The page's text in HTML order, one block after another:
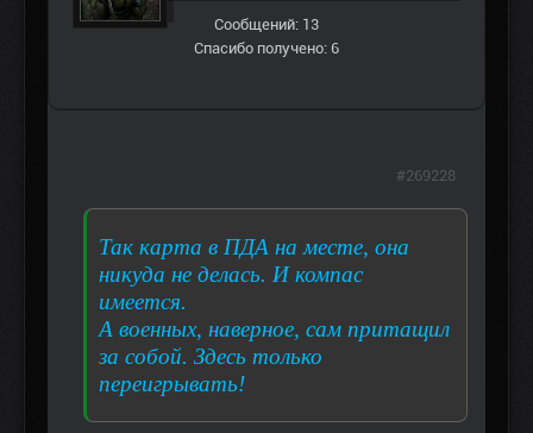
Сообщений: 13
Спасибо получено: 6
Так карта в ПДА на месте, она
никуда не делась. И компас
имеется.
А военных, наверное, сам притащил
за собой. Здесь только
переигрывать!
#269228